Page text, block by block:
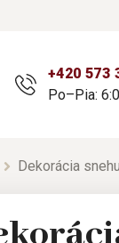
+420 573
Po–Pia:
Dekorácia